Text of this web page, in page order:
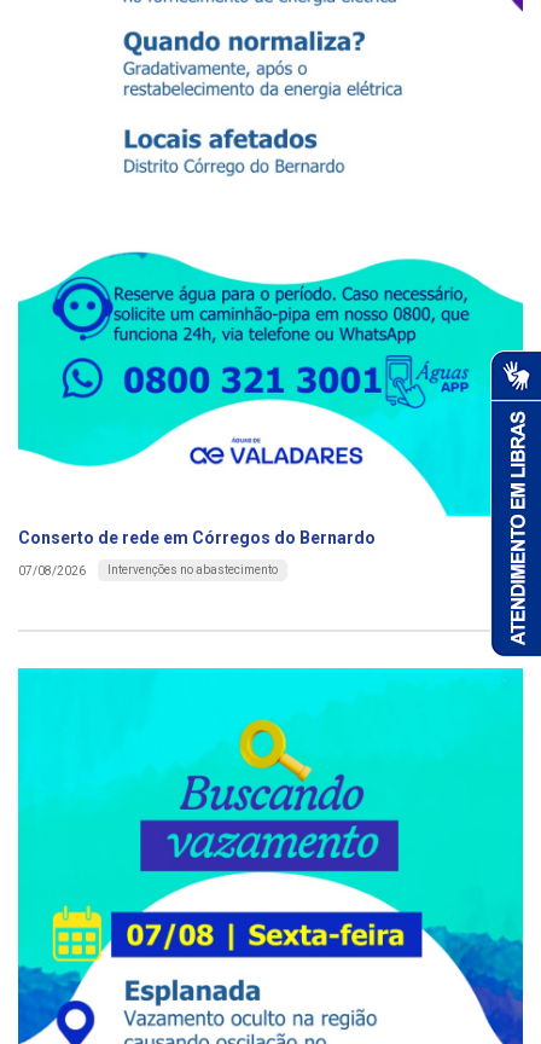
Conserto de rede em Córregos do Bernardo
07/08/2026 Intervenções no abastecimento